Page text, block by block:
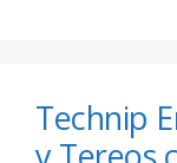
Technip